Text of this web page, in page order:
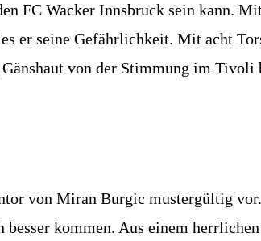
FC Wacker Innsbruck sein kann.
er seine Gefährlichkeit. Mit acht
von der Stimmung im Tivoli
von Miran Burgic mustergültig
kommen. Aus einem